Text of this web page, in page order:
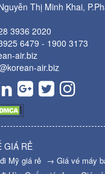
Thị Minh Khai,
3936 2020
6479 - 1900 3173
air.biz
air.biz
GIÁ RẺ
Mỹ giá rẻ → Giá vé máy